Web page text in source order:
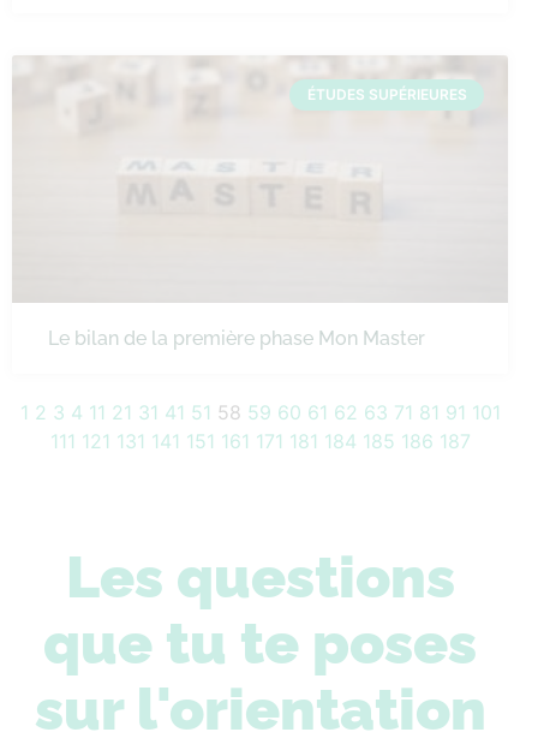
ÉTUDES SUPÉRIEURES
Le bilan de la première phase Mon Master
1 2 3 4 11 21 31 41 51 58 59 60 61 62 63 71 81 91 101
111 121 131 141 151 161 171 181 184 185 186 187
Les questions
que tu te poses
sur l'orientation